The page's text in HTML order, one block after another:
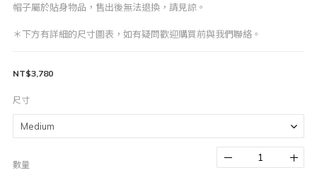
帽子屬於貼身物品，售出後無法退換，請見諒。
＊下方有詳細的尺寸圖表，如有疑問歡迎購買前與我們聯絡。
NT$3,780
尺寸
數量